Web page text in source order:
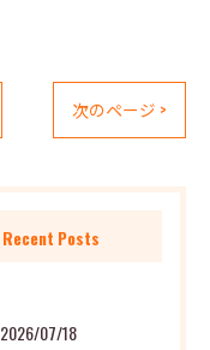
次のページ >
Recent Posts
2026/07/18